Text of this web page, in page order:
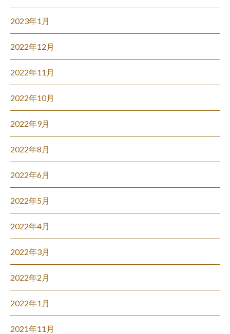
2023年1月
2022年12月
2022年11月
2022年10月
2022年9月
2022年8月
2022年6月
2022年5月
2022年4月
2022年3月
2022年2月
2022年1月
2021年11月